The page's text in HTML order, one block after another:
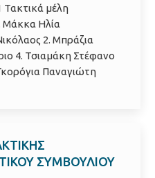
μέλη
Μάκκα Ηλία
2. Μπράζια
4. Τσιαμάκη Στέφανο
Παναγιώτη
ΣΥΜΒΟΥΛΙΟΥ